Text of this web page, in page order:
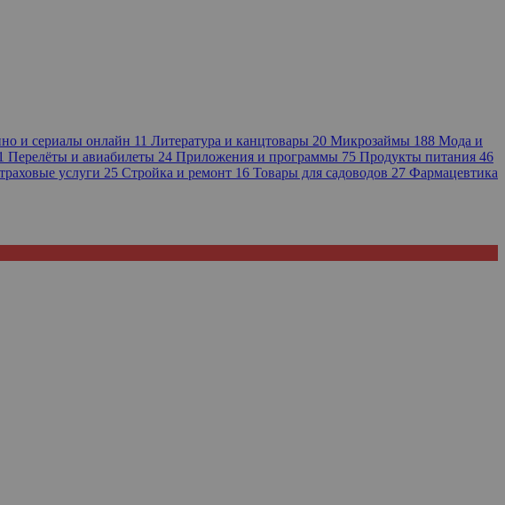
и сериалы онлайн 11 Литература и канцтовары 20 Микрозаймы 188 Мода и
Перелёты и авиабилеты 24 Приложения и программы 75 Продукты питания 46
услуги 25 Стройка и ремонт 16 Товары для садоводов 27 Фармацевтика